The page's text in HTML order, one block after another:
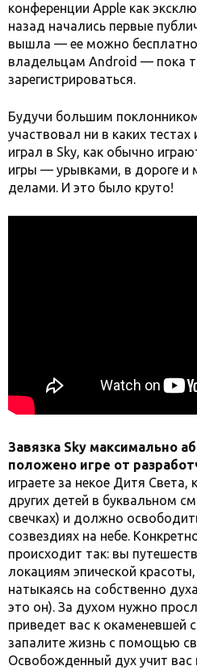
конференции Apple как
назад начались первые
вышла — ее можно бесплатно
владельцам Android — пока
зарегистрироваться.
Будучи большим
участвовал ни в каких
играл в Sky, как обычно
игры — урывками, в дороге
делами. И это было круто!
Завязка Sky максимально
положено игре от
играете за некое Дитя
других детей в буквальном
свечках) и должно
созвездиях на небе.
происходит так: вы
локациям эпической
натыкаясь на собственно
это он). За духом нужно
приведет вас к окаменевшей
запалите жизнь с помощью
Освобожденный дух учит вас